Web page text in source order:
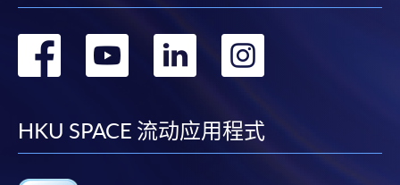
转
facebook
转
youtube
转
linkedin
转
HKU SPACE 流动应用程式